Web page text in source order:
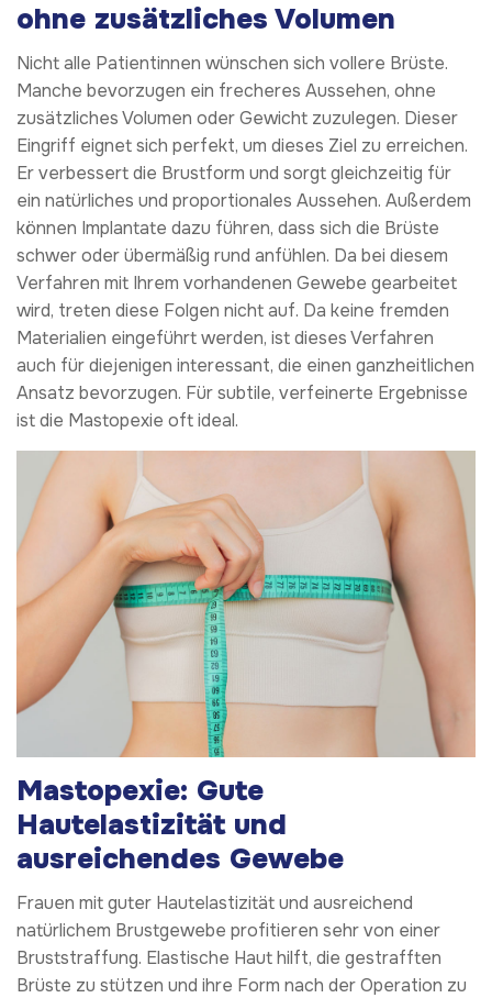
ohne zusätzliches Volumen
Nicht alle Patientinnen wünschen sich vollere Brüste.
Manche bevorzugen ein frecheres Aussehen, ohne
zusätzliches Volumen oder Gewicht zuzulegen. Dieser
Eingriff eignet sich perfekt, um dieses Ziel zu erreichen.
Er verbessert die Brustform und sorgt gleichzeitig für
ein natürliches und proportionales Aussehen. Außerdem
können Implantate dazu führen, dass sich die Brüste
schwer oder übermäßig rund anfühlen. Da bei diesem
Verfahren mit Ihrem vorhandenen Gewebe gearbeitet
wird, treten diese Folgen nicht auf. Da keine fremden
Materialien eingeführt werden, ist dieses Verfahren
auch für diejenigen interessant, die einen ganzheitlichen
Ansatz bevorzugen. Für subtile, verfeinerte Ergebnisse
ist die Mastopexie oft ideal.
Mastopexie: Gute
Hautelastizität und
ausreichendes Gewebe
Frauen mit guter Hautelastizität und ausreichend
natürlichem Brustgewebe profitieren sehr von einer
Bruststraffung. Elastische Haut hilft, die gestrafften
Brüste zu stützen und ihre Form nach der Operation zu